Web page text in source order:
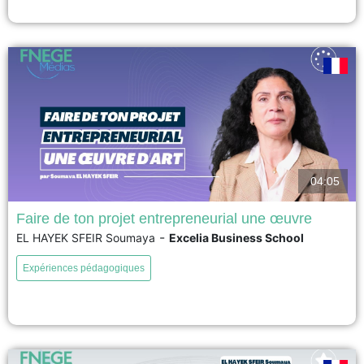
voir
Cette expérimentation pédagogique intitulée « Faire de ton projet
entrepreneurial une œuvre d’art » invite les étudiants à exprimer leur projet
entrepreneurial sous une forme artistique. L’objectif est de renouer avec
voir
04:05
Faire de ton projet entrepreneurial une œuvre
EL HAYEK SFEIR Soumaya - Excelia Business School
Expériences pédagogiques